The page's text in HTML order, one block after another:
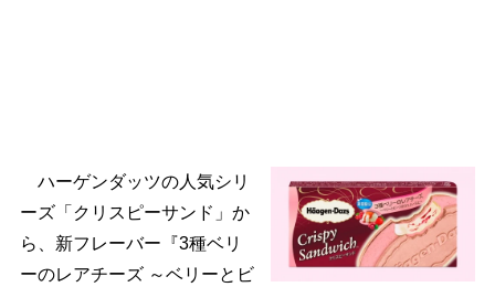
ハーゲンダッツの人気シリ
ーズ「クリスピーサンド」か
ら、新フレーバー『3種ベリ
ーのレアチーズ ～ベリーとビ